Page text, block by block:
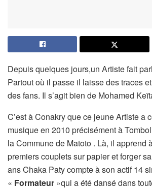
Depuis quelques jours,un Artiste fait
Partout où il passe il laisse des traces
des fans. Il s’agit bien de Mohamed
C’est à Conakry que ce jeune Artiste a
musique en 2010 précisément à
la Commune de Matoto . Là, il apprend
premiers couplets sur papier et forger
ans Chaka Paty compte à son actif 14
« Formateur »qui a été dansé dans